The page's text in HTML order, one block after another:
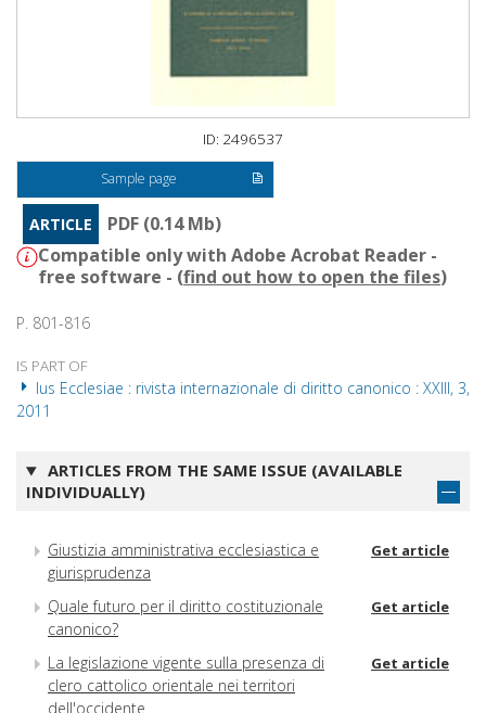
ID: 2496537
Sample page
ARTICLE
PDF (0.14 Mb)
Compatible only with Adobe Acrobat Reader -
free software - (find out how to open the files)
P. 801-816
IS PART OF
Ius Ecclesiae : rivista internazionale di diritto canonico : XXIII, 3,
2011
ARTICLES FROM THE SAME ISSUE (AVAILABLE
INDIVIDUALLY)
Giustizia amministrativa ecclesiastica e
giurisprudenza
Get article
Quale futuro per il diritto costituzionale
canonico?
Get article
La legislazione vigente sulla presenza di
clero cattolico orientale nei territori
dell'occidente
Get article